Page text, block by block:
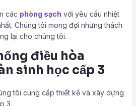
các phòng sạch với yêu cầu nhiệt
Chúng tôi mong đợi những thách
lại cho chúng tôi.
điều hòa
sinh học cấp 3
tôi cung cấp thiết kế và xây dựng
3.